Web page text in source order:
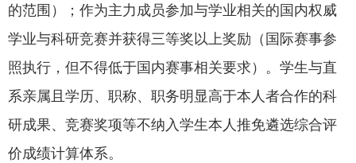
的范围）；作为主力成员参加与学业相关的国内权威
学业与科研竞赛并获得三等奖以上奖励（国际赛事参
照执行，但不得低于国内赛事相关要求）。学生与直
系亲属且学历、职称、职务明显高于本人者合作的科
研成果、竞赛奖项等不纳入学生本人推免遴选综合评
价成绩计算体系。